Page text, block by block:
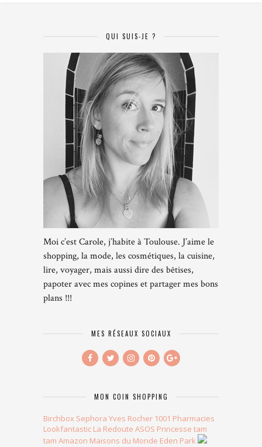
QUI SUIS-JE ?
Moi c’est Carole, j’habite à Toulouse. J’aime le
shopping, la mode, les cosmétiques, la cuisine,
lire, voyager, mais aussi dire des bêtises,
papoter avec mes copines et partager mes bons
plans !!!
MES RÉSEAUX SOCIAUX
MON COIN SHOPPING
Birchbox Sephora Yves Rocher 1001 Pharmacies
Lookfantastic La Redoute ASOS Princesse tam
tam Amazon Maisons du Monde Eden Park